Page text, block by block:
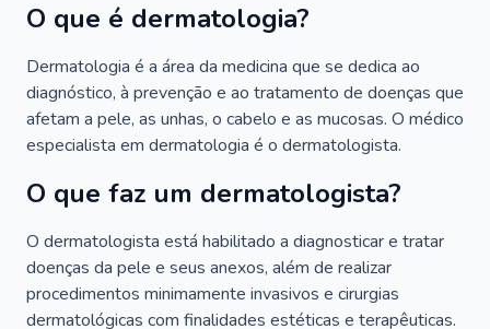
O que é dermatologia?
Dermatologia é a área da medicina que se dedica ao
diagnóstico, à prevenção e ao tratamento de doenças que
afetam a pele, as unhas, o cabelo e as mucosas. O médico
especialista em dermatologia é o dermatologista.
O que faz um dermatologista?
O dermatologista está habilitado a diagnosticar e tratar
doenças da pele e seus anexos, além de realizar
procedimentos minimamente invasivos e cirurgias
dermatológicas com finalidades estéticas e terapêuticas.